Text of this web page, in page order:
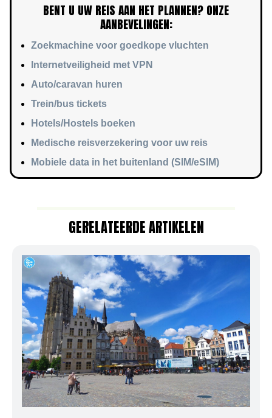
BENT U UW REIS AAN HET PLANNEN? ONZE
AANBEVELINGEN:
Zoekmachine voor goedkope vluchten
Internetveiligheid met VPN
Auto/caravan huren
Trein/bus tickets
Hotels/Hostels boeken
Medische reisverzekering voor uw reis
Mobiele data in het buitenland (SIM/eSIM)
GERELATEERDE ARTIKELEN